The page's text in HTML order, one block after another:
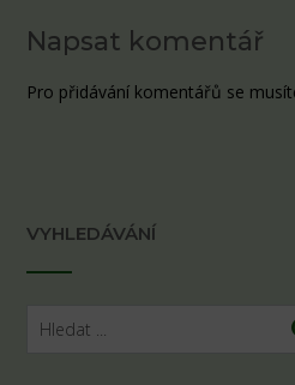
Napsat komentář
Pro přidávání komentářů se
VYHLEDÁVÁNÍ